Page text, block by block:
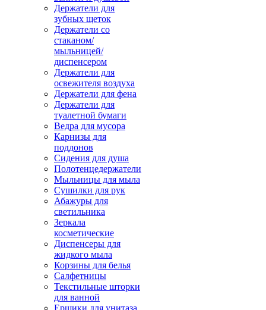
Держатели для
зубных щеток
Держатели со
стаканом/
мыльницей/
диспенсером
Держатели для
освежителя воздуха
Держатели для фена
Держатели для
туалетной бумаги
Ведра для мусора
Карнизы для
поддонов
Сидения для душа
Полотенцедержатели
Мыльницы для мыла
Сушилки для рук
Абажуры для
светильника
Зеркала
косметические
Диспенсеры для
жидкого мыла
Корзины для белья
Салфетницы
Текстильные шторки
для ванной
Ершики для унитаза